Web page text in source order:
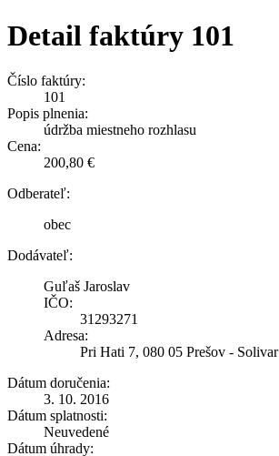
Detail faktúry 101
Číslo faktúry:
101
Popis plnenia:
údržba miestneho rozhlasu
Cena:
200,80 €
Odberateľ:
obec
Dodávateľ:
Guľaš Jaroslav
IČO:
31293271
Adresa:
Pri Hati 7, 080 05 Prešov - Solivar
Dátum doručenia:
3. 10. 2016
Dátum splatnosti:
Neuvedené
Dátum úhrady: